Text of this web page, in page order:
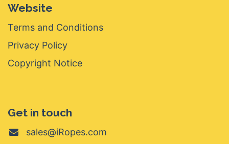
Website
Terms and Conditions
Privacy Policy
Copyright Notice
Get in touch
sales@iRopes.com